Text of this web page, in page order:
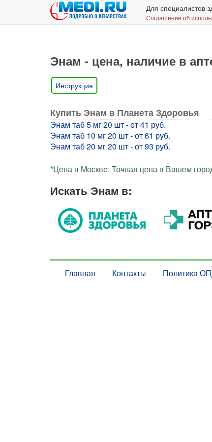
Для специалистов
Соглашение об
Энам - цена, наличие в
Инструкция
Купить Энам в Планета Здоровья
Энам таб 5 мг 20 шт - от 41 руб.
Энам таб 10 мг 20 шт - от 61 руб.
Энам таб 20 мг 20 шт - от 93 руб.
*Цена в Москве. Точная цена в Вашем
Искать Энам в:
Главная Контакты Политика